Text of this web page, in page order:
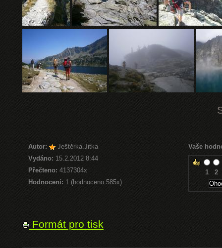
Autor:
Ještěrka.Jitka
Vydáno: 15.2.2012 8:44
Přečteno:4137304x
Hodnocení: 1 (hodnoceno 585x)
Vaše
1 2
Formát pro tisk